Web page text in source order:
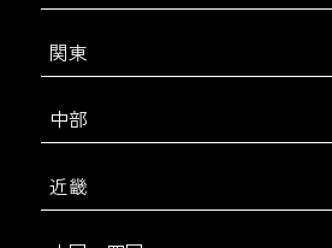
関東
中部
近畿